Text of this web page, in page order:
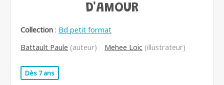
D'AMOUR
Collection : Bd petit format
Battault Paule (auteur) Mehee Loic (illustrateur)
Dès 7 ans